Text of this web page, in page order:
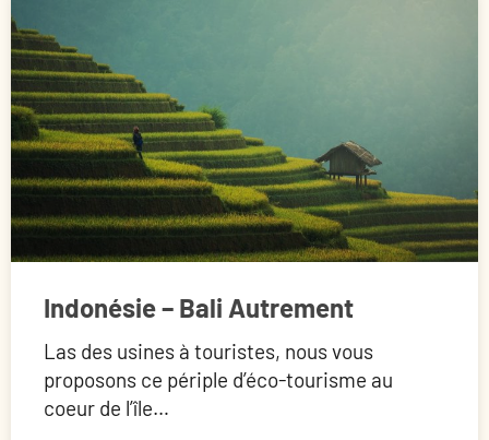
Indonésie – Bali Autrement
Las des usines à touristes, nous vous
proposons ce périple d’éco-tourisme au
coeur de l’île…